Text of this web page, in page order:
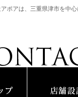
ポアは、三重県津市を中